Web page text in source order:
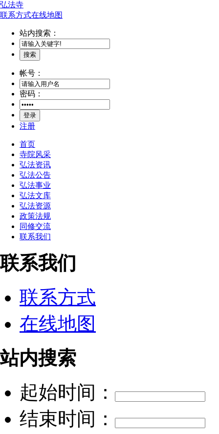
弘法寺
联系方式在线地图
站内搜索：
搜索
帐号：
密码：
登录
注册
首页
寺院风采
弘法资讯
弘法公告
弘法事业
弘法文库
弘法资源
政策法规
同修交流
联系我们
联系我们
联系方式
在线地图
站内搜索
起始时间：
结束时间：